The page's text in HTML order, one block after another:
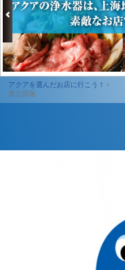
アクアを選んだお店に行こう！
東北部落